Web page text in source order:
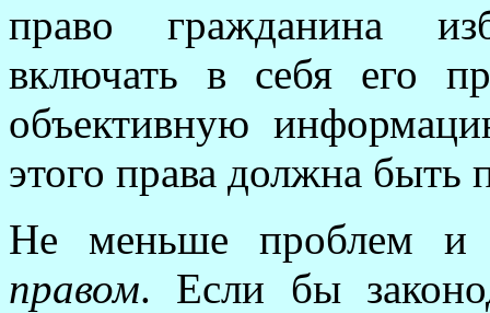
право гражданина
включать в себя его
объективную
этого права должна быть
Не меньше проблем
правом. Если бы